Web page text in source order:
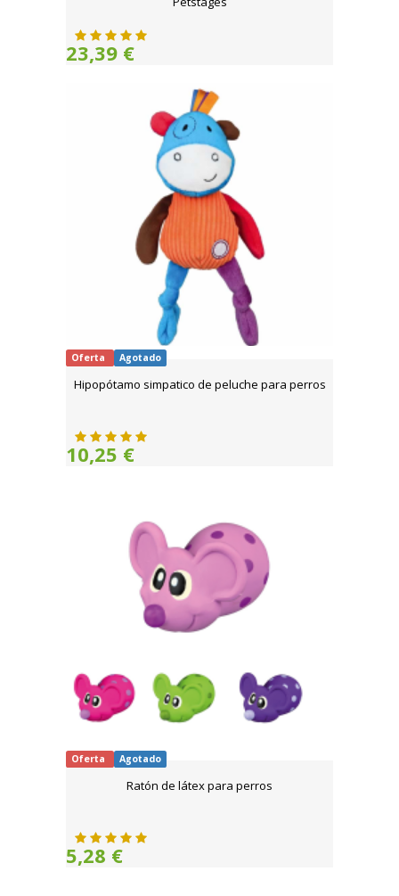
23,39 €
Oferta Agotado
Hipopótamo simpatico de peluche para perros
10,25 €
Oferta Agotado
Ratón de látex para perros
5,28 €